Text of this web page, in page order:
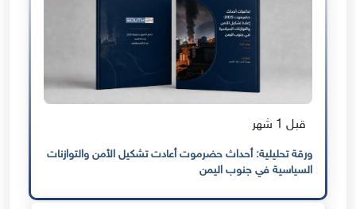
قبل 1 شهر
ورقة تحليلية: أحداث حضرموت أعادت تشكيل الأمن والتوازنات
السياسية في جنوب اليمن